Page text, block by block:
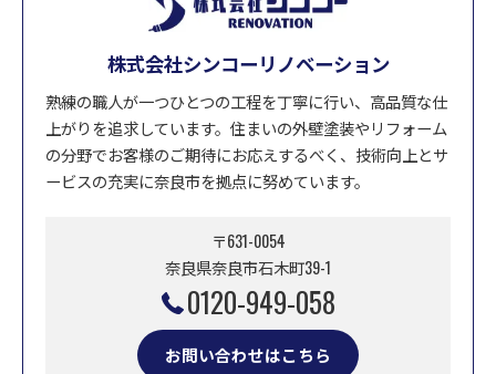
株式会社シンコーリノベーション
熟練の職人が一つひとつの工程を丁寧に行い、高品質な仕
上がりを追求しています。住まいの外壁塗装やリフォーム
の分野でお客様のご期待にお応えするべく、技術向上とサ
ービスの充実に奈良市を拠点に努めています。
〒631-0054
奈良県奈良市石木町39-1
0120-949-058
お問い合わせはこちら